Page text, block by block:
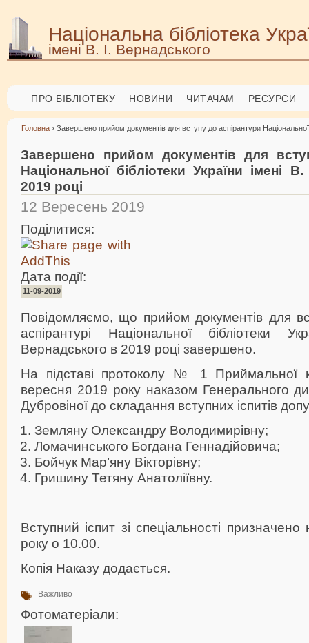
Національна бібліотека
імені В. І. Вернадського
ПРО БІБЛІОТЕКУ НОВИНИ ЧИТАЧАМ РЕСУРСИ
Головна › Завершено прийом документів для вступу до аспірантури Національної
Завершено прийом документів для
Національної бібліотеки України імені
2019 році
12 Вересень 2019
Поділитися:
Дата події:
11-09-2019
Повідомляємо, що прийом документів для
аспірантурі Національної бібліотеки
Вернадського в 2019 році завершено.
На підставі протоколу № 1 Приймальної
вересня 2019 року наказом Генерального
Дубровіної до складання вступних іспитів
Земляну Олександру Володимирівну;
Ломачинського Богдана Геннадійовича;
Бойчук Мар’яну Вікторівну;
Гришину Тетяну Анатоліївну.
Вступний іспит зі спеціальності
року о 10.00.
Копія Наказу додається.
Важливо
Фотоматеріали: